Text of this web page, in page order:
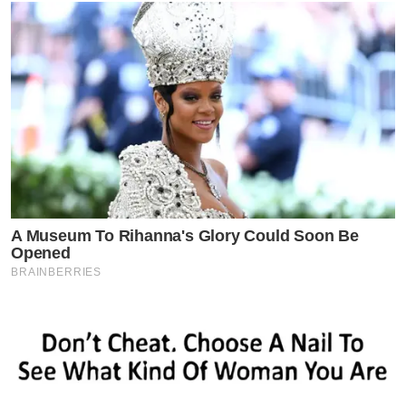
A Museum To Rihanna's Glory Could Soon Be
Opened
BRAINBERRIES